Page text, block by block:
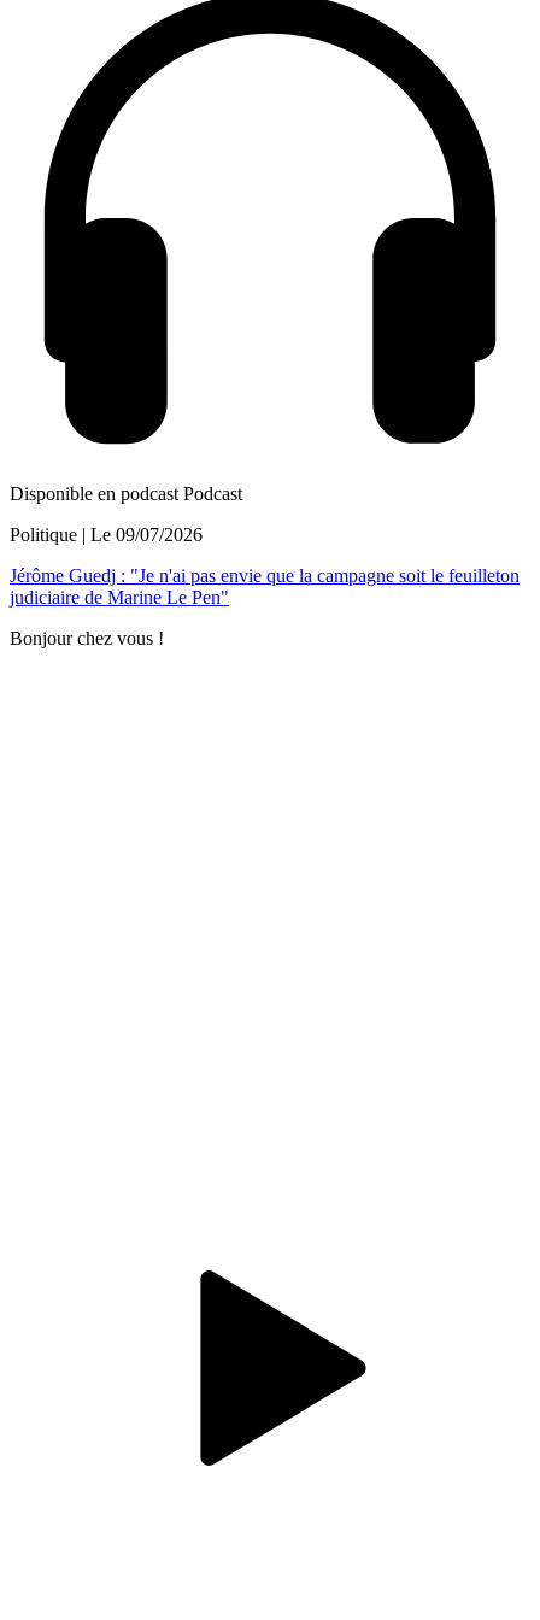
Disponible en podcast Podcast
Politique | Le 09/07/2026
Jérôme Guedj : "Je n'ai pas envie que la campagne soit le feuilleton
judiciaire de Marine Le Pen"
Bonjour chez vous !